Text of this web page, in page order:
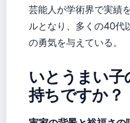
芸能人が学術界で実績
ルとなり、多くの40代
の勇気を与えている。
いとうまい
持ちですか？